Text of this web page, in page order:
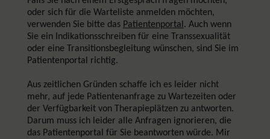
oder sich für die Warteliste anmelden möchten,
verwenden Sie bitte das Patientenportal. Auch wenn
Sie ein Indikationsschreiben für eine Transsexualität
oder eine Transitionsbegleitung wünschen, sind Sie im
Patientenportal richtig.
Aus zeitlichen Gründen schaffe ich es leider nicht
mehr, auf jede Patientenanfrage zu Wartezeiten oder
der Verfügbarkeit von Therapieplätzen zu antworten.
Darum muss ich leider alle Anfragen ignorieren, die
das Patientenportal für Sie beantworten würde. Mir